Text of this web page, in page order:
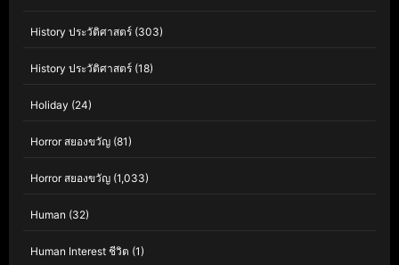
History ประวัติศาสตร์ (303)
History ประวัติศาสตร์ (18)
Holiday (24)
Horror สยองขวัญ (81)
Horror สยองขวัญ (1,033)
Human (32)
Human Interest ชีวิต (1)